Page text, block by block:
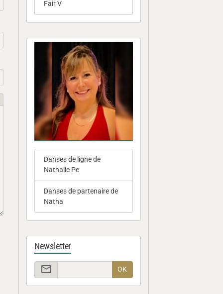
Fair V
Danses de ligne de
Nathalie Pe
Danses de partenaire de
Natha
Newsletter
OK